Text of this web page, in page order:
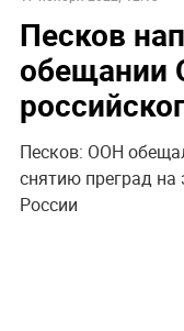
Песков
обещании
Песков: ООН
снятию преград на
России